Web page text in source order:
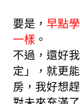
要是， 早點
一樣 。
不過，還好
定」，就更
房，我好想